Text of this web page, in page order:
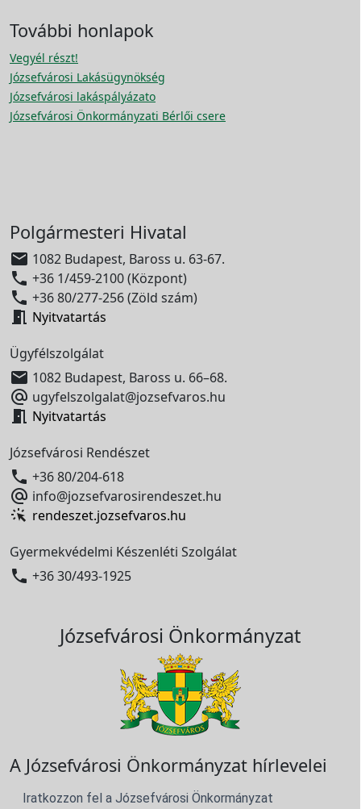
További honlapok
Vegyél részt!
Józsefvárosi Lakásügynökség
Józsefvárosi lakáspályázato
Józsefvárosi Önkormányzati Bérlői csere
Polgármesteri Hivatal
 1082 Budapest, Baross u. 63-67.
 +36 1/459-2100 (Központ)
 +36 80/277-256 (Zöld szám)
 Nyitvatartás
Ügyfélszolgálat
 1082 Budapest, Baross u. 66–68.
 ugyfelszolgalat@jozsefvaros.hu
 Nyitvatartás
Józsefvárosi Rendészet
 +36 80/204-618
 info@jozsefvarosirendeszet.hu
rendeszet.jozsefvaros.hu
Gyermekvédelmi Készenléti Szolgálat
 +36 30/493-1925
Józsefvárosi Önkormányzat
A Józsefvárosi Önkormányzat hírlevelei
Iratkozzon fel a Józsefvárosi Önkormányzat